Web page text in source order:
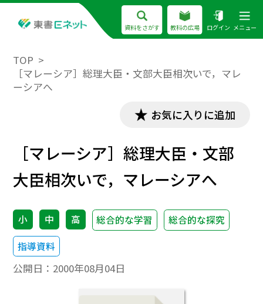
資料をさがす 教科の広場 ログイン メニュー
TOP
［マレーシア］総理大臣・文部大臣相次いで，マレ
ーシアへ
お気に入りに追加
［マレーシア］総理大臣・文部
大臣相次いで，マレーシアへ
小 中 高 総合的な学習
総合的な探究
指導資料
公開日： 2000年08月04日